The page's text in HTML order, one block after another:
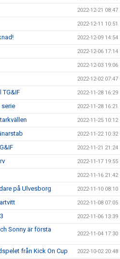
2022-12-21 08:47
2022-12-11 10:51
2022-12-09 14:54
2022-12-06 17:14
2022-12-03 19:06
2022-12-02 07:47
TG&IF 2022-11-28 16:29
serie 2022-11-28 16:21
2022-11-25 10:12
2022-11-22 10:32
2022-11-21 21:24
2022-11-17 19:55
2022-11-16 21:42
på Ulvesborg 2022-11-10 08:10
2022-11-08 07:05
2022-11-06 13:39
Sonny är första
2022-11-04 17:30
från Kick On Cup 2022-10-02 20:48